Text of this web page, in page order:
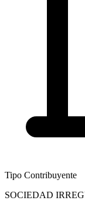
Tipo Contribuyente
SOCIEDAD